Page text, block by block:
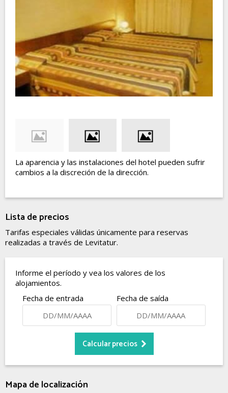
La aparencia y las instalaciones del hotel pueden sufrir
cambios a la discreción de la dirección.
Lista de precios
Tarifas especiales válidas únicamente para reservas
realizadas a través de Levitatur.
Informe el período y vea los valores de los
alojamientos.
Fecha de entrada
Fecha de saída
Mapa de localización